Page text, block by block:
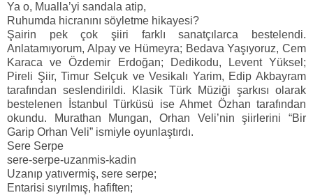
Ya o, Mualla’yi sandala atip,
Ruhumda hicranını söyletme hikayesi?
Şairin pek çok şiiri farklı sanatçılarca bestelendi.
Anlatamıyorum, Alpay ve Hümeyra; Bedava Yaşıyoruz, Cem
Karaca ve Özdemir Erdoğan; Dedikodu, Levent Yüksel;
Pireli Şiir, Timur Selçuk ve Vesikalı Yarim, Edip Akbayram
tarafından seslendirildi. Klasik Türk Müziği şarkısı olarak
bestelenen İstanbul Türküsü ise Ahmet Özhan tarafından
okundu. Murathan Mungan, Orhan Veli’nin şiirlerini “Bir
Garip Orhan Veli” ismiyle oyunlaştırdı.
Sere Serpe
sere-serpe-uzanmis-kadin
Uzanıp yatıvermiş, sere serpe;
Entarisi sıyrılmış, hafiften;